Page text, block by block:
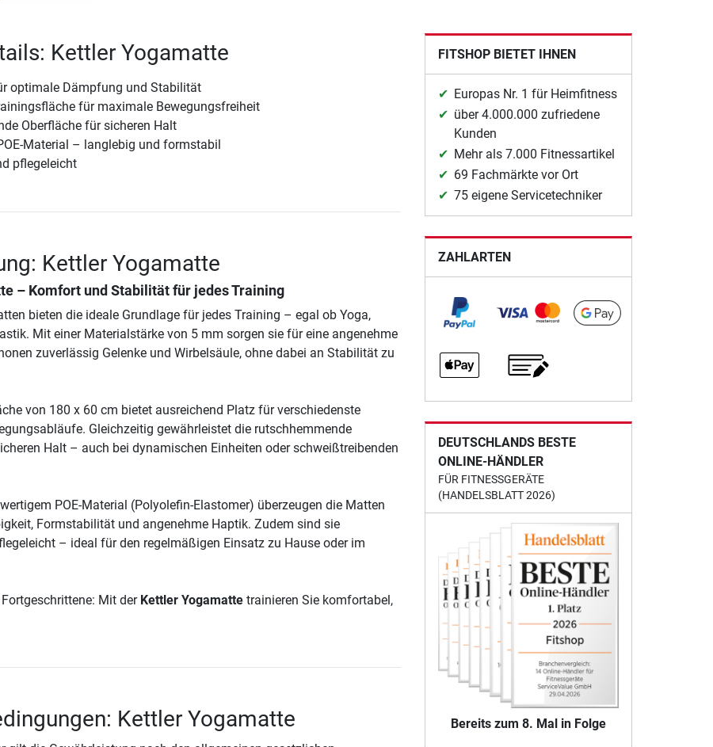
Kettler Yogamatte
optimale Dämpfung und Stabilität
für maximale Bewegungsfreiheit
Oberfläche für sicheren Halt
Material – langlebig und formstabil
pflegeleicht
Kettler Yogamatte
– Komfort und Stabilität für jedes Training
bieten die ideale Grundlage für jedes Training – egal ob Yoga,
Mit einer Materialstärke von 5 mm sorgen sie für eine angenehme
zuverlässig Gelenke und Wirbelsäule, ohne dabei an Stabilität zu
von 180 x 60 cm bietet ausreichend Platz für verschiedenste
Gleichzeitig gewährleistet die rutschhemmende
Halt – auch bei dynamischen Einheiten oder schweißtreibenden
POE-Material (Polyolefin-Elastomer) überzeugen die Matten
Formstabilität und angenehme Haptik. Zudem sind sie
– ideal für den regelmäßigen Einsatz zu Hause oder im
Mit der Kettler Yogamattetrainieren Sie komfortabel,
Kettler Yogamatte
FITSHOP BIETET IHNEN
Europas Nr. 1 für Heimfitness
über 4.000.000 zufriedene
Kunden
Mehr als 7.000 Fitnessartikel
69 Fachmärkte vor Ort
75 eigene Servicetechniker
ZAHLARTEN
DEUTSCHLANDS BESTE
ONLINE-HÄNDLER
FÜR FITNESSGERÄTE
(HANDELSBLATT 2026)
Bereits zum 8. Mal in Folge